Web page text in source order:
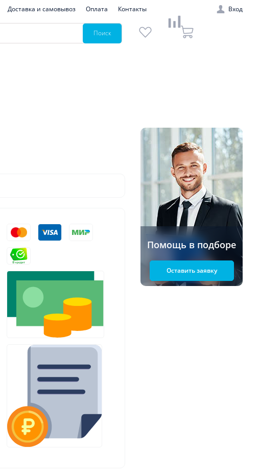
Доставка и самовывоз Оплата Контакты Вход
Поиск
Помощь в подборе
Оставить заявку